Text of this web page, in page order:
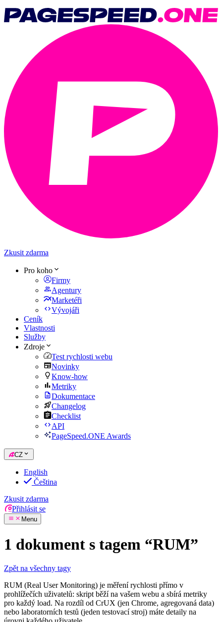
Zkusit zdarma
Pro koho
Firmy
Agentury
Marketéři
Vývojáři
Ceník
Vlastnosti
Služby
Zdroje
Test rychlosti webu
Novinky
Know-how
Metriky
Dokumentace
Changelog
Checklist
API
PageSpeed.ONE Awards
CZ
English
Čeština
Zkusit zdarma
Přihlásit se
Menu
1 dokument s tagem “RUM”
Zpět na všechny tagy
RUM (Real User Monitoring) je měření rychlosti přímo v
prohlížečích uživatelů: skript běží na vašem webu a sbírá metriky
pro každý load. Na rozdíl od CrUX (jen Chrome, agregovaná data)
nebo laboratorních testů (jeden testovací stroj) máte detaily na